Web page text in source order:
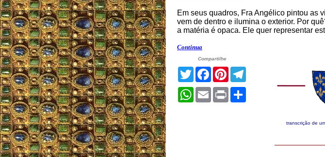
Em seus quadros, Fra Angélico pintou as
vem de dentro e ilumina o exterior. Por
a matéria é opaca. Ele quer representar
Continua
Compartilhe
TwitterFacebookPinterest
WhatsApp
EmailPrint
transcrição de